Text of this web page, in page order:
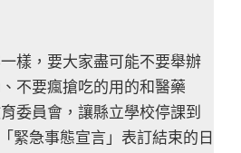
樣，要大家盡可能不要舉辦
不要瘋搶吃的用的和醫藥
委員會，讓縣立學校停課到
緊急事態宣言」表訂結束的日